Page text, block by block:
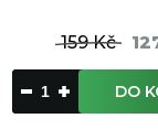
159 Kč
DO